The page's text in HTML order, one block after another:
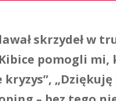
skrzydeł w
pomogli mi,
kryzys”, „Dziękuję